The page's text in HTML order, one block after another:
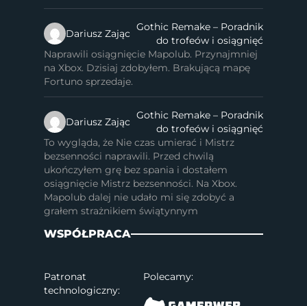
Dariusz Zając
Gothic Remake – Poradnik
do trofeów i osiągnięć
Naprawili osiągnięcie Mapolub. Przynajmniej
na Xbox. Dzisiaj zdobyłem. Brakującą mapę
Fortuno sprzedaje.
Dariusz Zając
Gothic Remake – Poradnik
do trofeów i osiągnięć
To wygląda, że Nie czas umierać i Mistrz
bezsenności naprawili. Przed chwilą
ukończyłem grę bez spania i dostałem
osiągnięcie Mistrz bezsenności. Na Xbox.
Mapolub dalej nie udało mi się zdobyć a
grałem strażnikiem świątynnym
WSPÓŁPRACA
Patronat
technologiczny:
Polecamy: